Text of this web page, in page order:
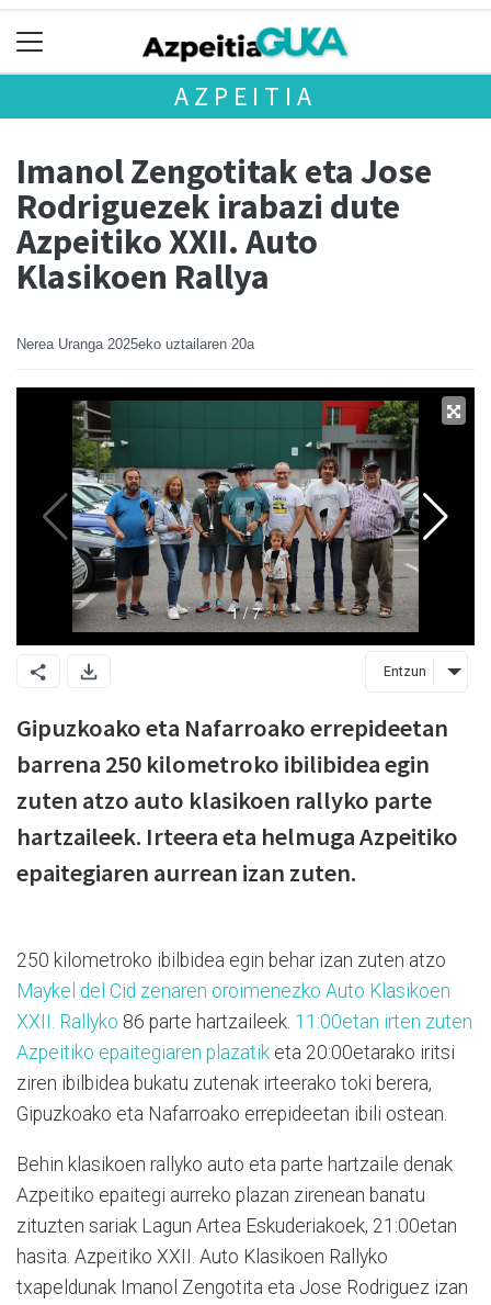
AZPEITIA
Imanol Zengotitak eta Jose
Rodriguezek irabazi dute
Azpeitiko XXII. Auto
Klasikoen Rallya
Nerea Uranga 2025eko uztailaren 20a
Entzun
Gipuzkoako eta Nafarroako errepideetan
barrena 250 kilometroko ibilibidea egin
zuten atzo auto klasikoen rallyko parte
hartzaileek. Irteera eta helmuga Azpeitiko
epaitegiaren aurrean izan zuten.
250 kilometroko ibilbidea egin behar izan zuten atzo
Maykel del Cid zenaren oroimenezko Auto Klasikoen
XXII. Rallyko 86 parte hartzaileek. 11:00etan irten zuten
Azpeitiko epaitegiaren plazatik eta 20:00etarako iritsi
ziren ibilbidea bukatu zutenak irteerako toki berera,
Gipuzkoako eta Nafarroako errepideetan ibili ostean.
Behin klasikoen rallyko auto eta parte hartzaile denak
Azpeitiko epaitegi aurreko plazan zirenean banatu
zituzten sariak Lagun Artea Eskuderiakoek, 21:00etan
hasita. Azpeitiko XXII. Auto Klasikoen Rallyko
txapeldunak Imanol Zengotita eta Jose Rodriguez izan